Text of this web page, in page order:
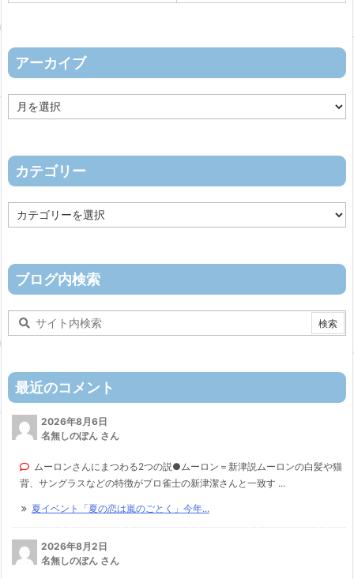
アーカイブ
ー
ブ
カテゴリー
テ
ー
ブログ内検索
最近のコメント
2026年8月6日
名無しのぽん さん
ムーロンさんにまつわる2つの説●ムーロン＝新津説ムーロンの白髪や猫
背、サングラスなどの特徴がプロ雀士の新津潔さんと一致す ...
夏イベント「夏の恋は嵐のごとく」今年...
2026年8月2日
名無しのぽん さん